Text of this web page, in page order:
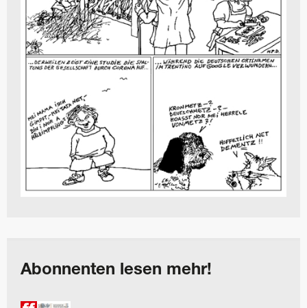
Abonnenten lesen mehr!